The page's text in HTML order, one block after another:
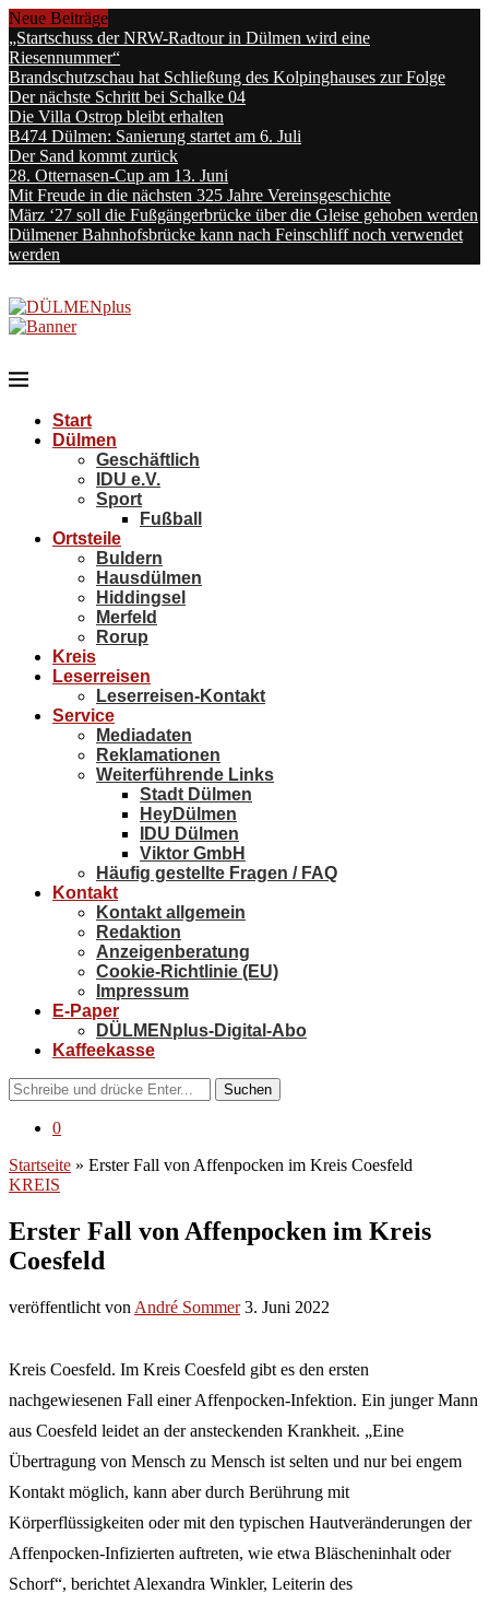
Neue Beiträge
„Startschuss der NRW-Radtour in Dülmen wird eine
Riesennummer“
Brandschutzschau hat Schließung des Kolpinghauses zur Folge
Der nächste Schritt bei Schalke 04
Die Villa Ostrop bleibt erhalten
B474 Dülmen: Sanierung startet am 6. Juli
Der Sand kommt zurück
28. Otternasen-Cup am 13. Juni
Mit Freude in die nächsten 325 Jahre Vereinsgeschichte
März ‘27 soll die Fußgängerbrücke über die Gleise gehoben werden
Dülmener Bahnhofsbrücke kann nach Feinschliff noch verwendet
werden
Start
Dülmen
Geschäftlich
IDU e.V.
Sport
Fußball
Ortsteile
Buldern
Hausdülmen
Hiddingsel
Merfeld
Rorup
Kreis
Leserreisen
Leserreisen-Kontakt
Service
Mediadaten
Reklamationen
Weiterführende Links
Stadt Dülmen
HeyDülmen
IDU Dülmen
Viktor GmbH
Häufig gestellte Fragen / FAQ
Kontakt
Kontakt allgemein
Redaktion
Anzeigenberatung
Cookie-Richtlinie (EU)
Impressum
E-Paper
DÜLMENplus-Digital-Abo
Kaffeekasse
Suchen
0
Startseite » Erster Fall von Affenpocken im Kreis Coesfeld
KREIS
Erster Fall von Affenpocken im Kreis
Coesfeld
veröffentlicht von André Sommer 3. Juni 2022
Kreis Coesfeld. Im Kreis Coesfeld gibt es den ersten
nachgewiesenen Fall einer Affenpocken-Infektion. Ein junger Mann
aus Coesfeld leidet an der ansteckenden Krankheit. „Eine
Übertragung von Mensch zu Mensch ist selten und nur bei engem
Kontakt möglich, kann aber durch Berührung mit
Körperflüssigkeiten oder mit den typischen Hautveränderungen der
Affenpocken-Infizierten auftreten, wie etwa Bläscheninhalt oder
Schorf“, berichtet Alexandra Winkler, Leiterin des